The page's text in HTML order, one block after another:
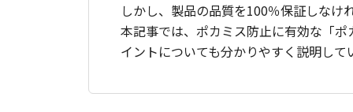
しかし、製品の品質を100％保証しな
本記事では、ポカミス防止に有効な「
イントについても分かりやすく説明して